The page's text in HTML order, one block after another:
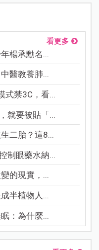
看更多
楊承勳名...
醫教養肺...
式禁3C，看...
就要被貼「...
二胎？這8...
制眼藥水納...
的現實，...
半植物人...
：為什麼...